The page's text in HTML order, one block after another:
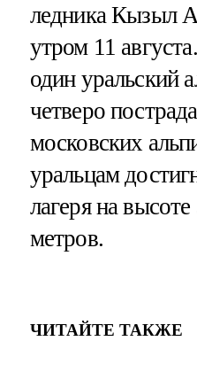
ледника Кызыл
утром 11
один уральский
четверо
московских
уральцам
лагеря на
метров.
ЧИТАЙТЕ ТАКЖЕ